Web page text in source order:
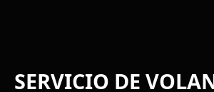
SERVICIO DE